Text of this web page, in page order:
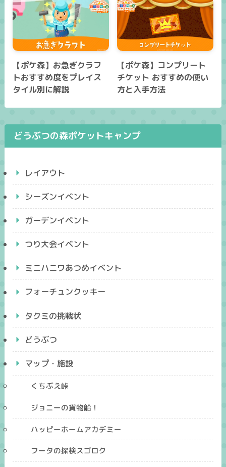
【ポケ森】お急ぎクラフ
トおすすめ度をプレイス
タイル別に解説
【ポケ森】コンプリート
チケット おすすめの使い
方と入手方法
どうぶつの森ポケットキャンプ
レイアウト
シーズンイベント
ガーデンイベント
つり大会イベント
ミニハニワあつめイベント
フォーチュンクッキー
タクミの挑戦状
どうぶつ
マップ・施設
くちぶえ峠
ジョニーの貨物船！
ハッピーホームアカデミー
フータの探検スゴロク